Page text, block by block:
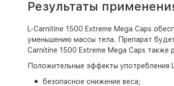
Результаты
L-Carnitine 1500 Extreme Mega Caps
уменьшению массы тела. Препарат
Carnitine 1500 Extreme Mega Caps
Положительные эффекты употребления
безопасное снижение веса;